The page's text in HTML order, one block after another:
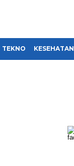
TEKNO KESEHATAN